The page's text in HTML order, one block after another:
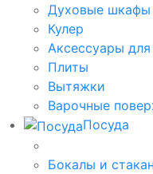
Духовые шкафы
Кулер
Аксессуары
Плиты
Вытяжки
Варочные
Посуда
Бокалы и